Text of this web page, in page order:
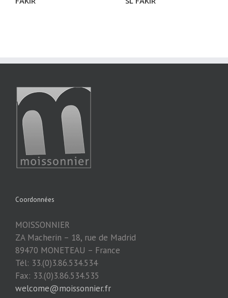
Coordonnées
MOISSONNIER
ZA Macherin – 18, rue de Madrid
89470 MONETEAU – France
Tél: 33.(0)3.86.534.534
Fax: 33.(0)3.86.534.535
welcome@moissonnier.fr